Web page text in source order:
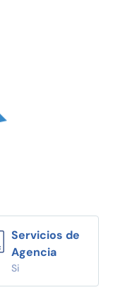
Servicios de
Agencia
Si